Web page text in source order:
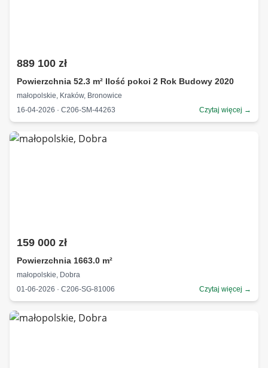
889 100 zł
Powierzchnia 52.3 m² Ilość pokoi 2 Rok Budowy 2020
małopolskie, Kraków, Bronowice
16-04-2026 · C206-SM-44263
Czytaj więcej →
159 000 zł
Powierzchnia 1663.0 m²
małopolskie, Dobra
01-06-2026 · C206-SG-81006
Czytaj więcej →